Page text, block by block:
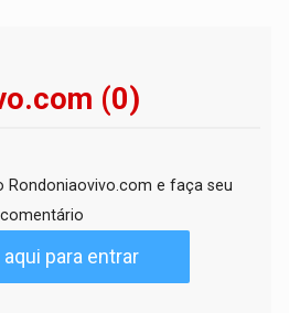
(0)
Rondoniaovivo.com e faça seu
comentário
aqui para entrar